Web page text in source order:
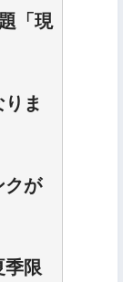
「現
ま
クが
季限